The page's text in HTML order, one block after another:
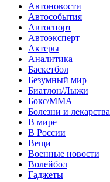
Автоновости
Автособытия
Автоспорт
Автоэксперт
Актеры
Аналитика
Баскетбол
Безумный мир
Биатлон/Лыжи
Бокс/MMA
Болезни и лекарства
В мире
В России
Вещи
Военные новости
Волейбол
Гаджеты